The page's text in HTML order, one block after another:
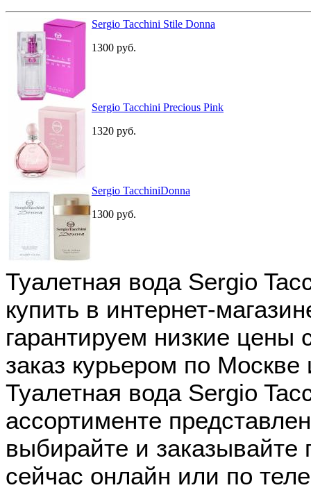
Sergio Tacchini Stile Donna
1300 руб.
Sergio Tacchini Precious Pink
1320 руб.
Sergio TacchiniDonna
1300 руб.
Туалетная вода Sergio
купить в интернет-
гарантируем низкие цены
заказ курьером по
Туалетная вода Sergio
ассортименте
выбирайте и
сейчас онлайн или по